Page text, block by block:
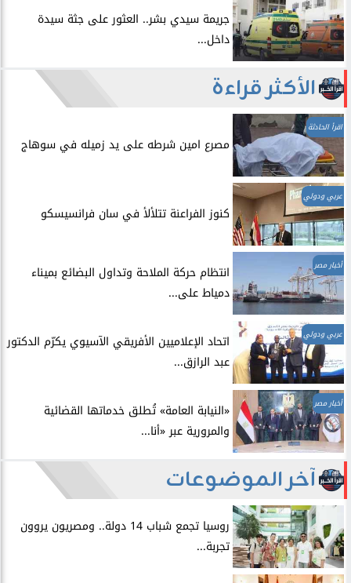
​جريمة سيدي بشر.. العثور على جثة سيدة
داخل...
الأكثر قراءة
اقرأ الحادثة
مصرع امين شرطه على يد زميله في سوهاج
عربي ودولي
​كنوز الفراعنة تتلألأ في سان فرانسيسكو
أخبار مصر
انتظام حركة الملاحة وتداول البضائع بميناء
دمياط على...
عربي ودولي
اتحاد الإعلاميين الأفريقي الآسيوي يكرّم الدكتور
عبد الرازق...
أخبار مصر
​«النيابة العامة» تُطلق خدماتها القضائية
والمرورية عبر «أنا...
آخر الموضوعات
روسيا تجمع شباب 14 دولة.. ومصريون يروون
تجربة...